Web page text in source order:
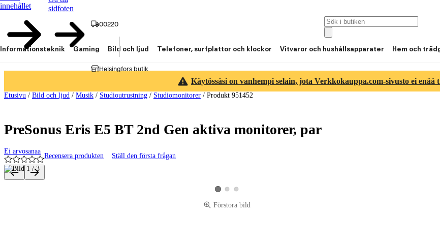
innehållet
sidfoten
00220
Helsingfors butik
Informationsteknik Gaming Bild och ljud Telefoner, surfplattor och klockor Vitvaror och hushållsapparater Hem och
Käytössäsi on vanhempi selain, jota Verkkokauppa.com-sivusto ei enää
Etusivu / Bild och ljud / Musik / Studioutrustning / Studiomonitorer / Produkt 951452
PreSonus Eris E5 BT 2nd Gen aktiva monitorer, par
Ei arvosanaa
Recensera produkten Ställ den första frågan
Produktbilder och videor
Visa produktbild 1
Visa produktbild 2
Visa produktbild 3
Förstora bild